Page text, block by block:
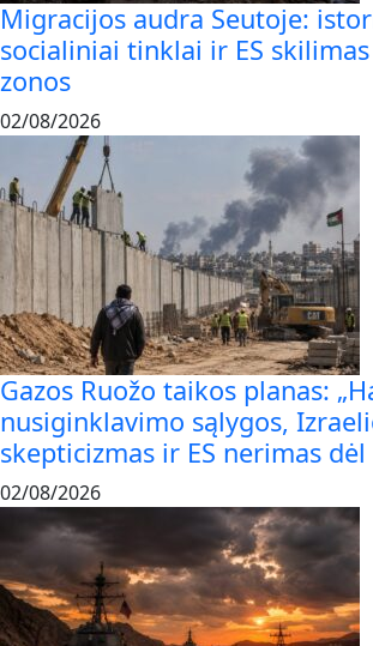
Migracijos audra Seutoje:
socialiniai tinklai ir ES
zonos
02/08/2026
Gazos Ruožo taikos planas:
nusiginklavimo sąlygos,
skepticizmas ir ES nerimas dėl
02/08/2026